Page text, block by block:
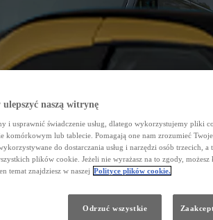
naszą witrynę
i usprawnić świadczenie usług, dlatego wykorzystujemy pliki
komórkowym lub tablecie. Pomagają one nam zrozumieć
do dostarczania usług i narzędzi osób trzecich, a
plików cookie. Jeżeli nie wyrażasz na to zgody, możesz
temat znajdziesz w naszej Polityce plików cookie.
Odrzuć wszystkie